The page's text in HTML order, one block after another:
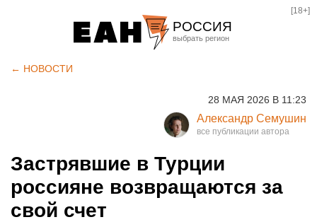
РОССИЯ
Курган
Оренбург
[18+]
← НОВОСТИ
28 МАЯ 2026 В 11:23
Александр Семушин
Застрявшие в Турции
россияне возвращаются за
свой счет